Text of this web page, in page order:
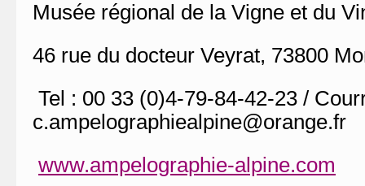
Musée régional de la Vigne et du
46 rue du docteur Veyrat, 73800
Tel : 00 33 (0)4-79-84-42-23 /
c.ampelographiealpine@orange.fr
www.ampelographie-alpine.com